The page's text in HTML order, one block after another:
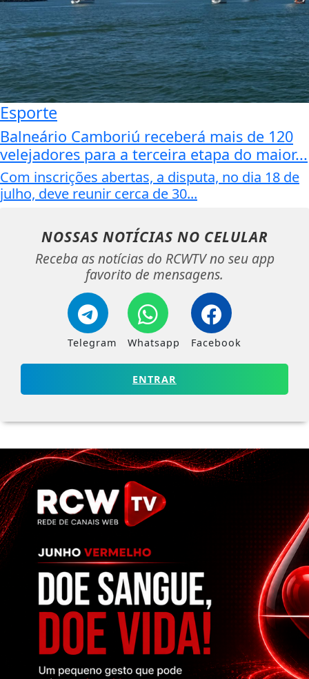
Esporte
Balneário Camboriú receberá mais de 120
velejadores para a terceira etapa do maior...
Com inscrições abertas, a disputa, no dia 18 de
julho, deve reunir cerca de 30...
NOSSAS NOTÍCIAS NO CELULAR
Receba as notícias do RCWTV no seu app
favorito de mensagens.
Telegram Whatsapp Facebook
ENTRAR